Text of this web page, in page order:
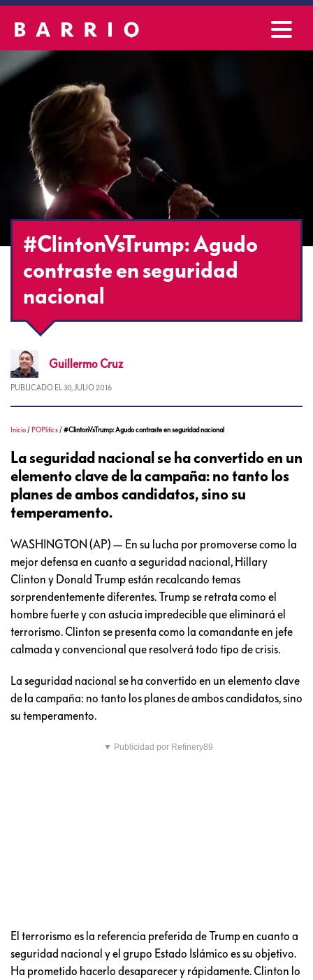
#ClintonVsTrump: Agudo
contraste en seguridad
nacional
Guillermo Cruz
PUBLICADO EL 30, JULIO 2016
Inicio / POPlitics /#ClintonVsTrump: Agudo contraste en seguridad nacional
La seguridad nacional se ha convertido en un
elemento clave de la campaña: no tanto los
planes de ambos candidatos, sino su
temperamento.
WASHINGTON (AP) — En su lucha por promoverse como la
mejor defensa en cuanto a seguridad nacional, Hillary
Clinton y Donald Trump están recalcando temas
sorprendentemente diferentes. Trump se retrata como el
hombre fuerte y con astucia impredecible que eliminará el
terrorismo. Clinton se presenta como la comandante en jefe
calmada y convencional que resolverá todo tipo de crisis.
La seguridad nacional se ha convertido en un elemento clave
de la campaña: no tanto los planes de ambos candidatos, sino
su temperamento.
▼ Publicidad por Refinery89
El terrorismo es la referencia preferida de Trump en cuanto a
seguridad nacional y el grupo Estado Islámico es su objetivo.
Ha prometido hacerlo desaparecer y rápidamente. Clinton lo